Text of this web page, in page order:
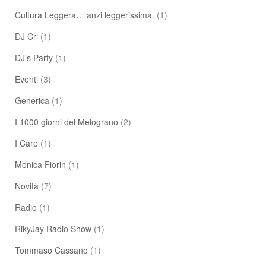
Cultura Leggera… anzi leggerissima. (1)
DJ Cri (1)
DJ's Party (1)
Eventi (3)
Generica (1)
I 1000 giorni del Melograno (2)
I Care (1)
Monica Fiorin (1)
Novità (7)
Radio (1)
RikyJay Radio Show (1)
Tommaso Cassano (1)